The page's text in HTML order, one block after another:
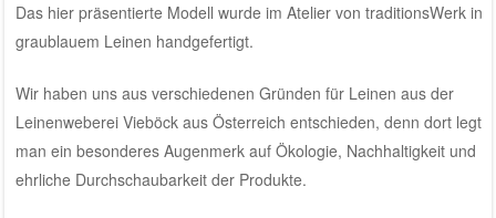
Das hier präsentierte Modell wurde im Atelier von traditionsWerk in
graublauem Leinen handgefertigt.
Wir haben uns aus verschiedenen Gründen für Leinen aus der
Leinenweberei Vieböck aus Österreich entschieden, denn dort legt
man ein besonderes Augenmerk auf Ökologie, Nachhaltigkeit und
ehrliche Durchschaubarkeit der Produkte.